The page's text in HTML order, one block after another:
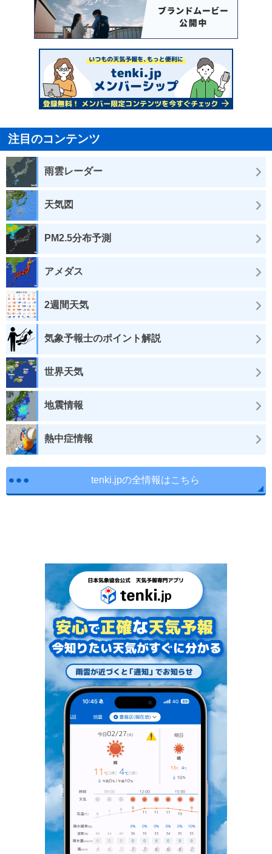
注目のコンテンツ
雨雲レーダー
天気図
PM2.5分布予測
アメダス
2週間天気
気象予報士のポイント解説
世界天気
地震情報
熱中症情報
tenki.jpの全情報はこちら